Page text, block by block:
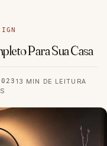
Para Sua Casa
13 MIN DE LEITURA